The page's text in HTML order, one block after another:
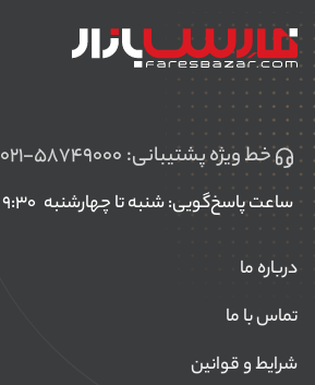
خط ویژه پشتیبانی: ۰۲۱-۵۸۷۴۹۰۰۰
ساعت پاسخ‌گویی: شنبه تا چهارشنبه
درباره ما
تماس با ما
شرایط و قوانین